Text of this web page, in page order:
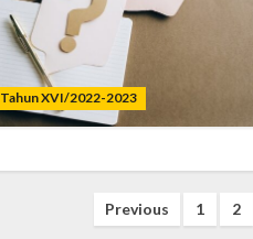
Tahun XVI/2022-2023
Previous 1 2